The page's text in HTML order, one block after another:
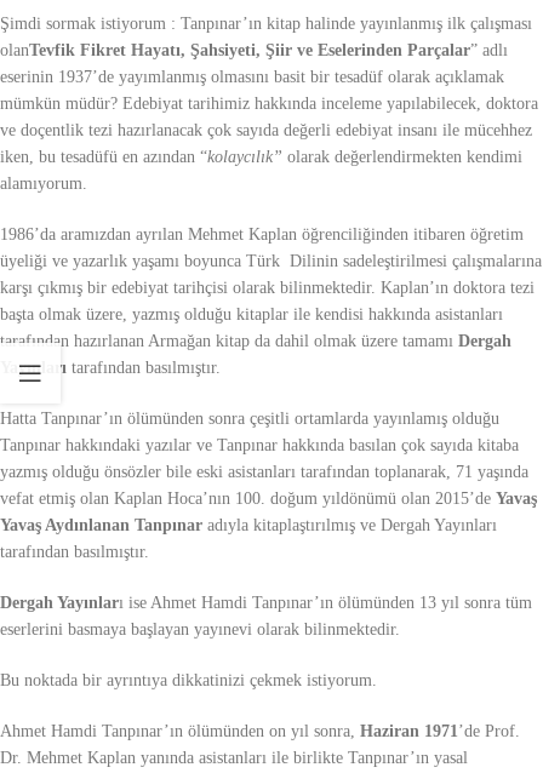
Şimdi sormak istiyorum : Tanpınar’ın kitap halinde yayınlanmış ilk çalışması
olanTevfik Fikret Hayatı, Şahsiyeti, Şiir ve Eselerinden Parçalar” adlı
eserinin 1937’de yayımlanmış olmasını basit bir tesadüf olarak açıklamak
mümkün müdür? Edebiyat tarihimiz hakkında inceleme yapılabilecek, doktora
ve doçentlik tezi hazırlanacak çok sayıda değerli edebiyat insanı ile mücehhez
iken, bu tesadüfü en azından “kolaycılık” olarak değerlendirmekten kendimi
alamıyorum.
1986’da aramızdan ayrılan Mehmet Kaplan öğrenciliğinden itibaren öğretim
üyeliği ve yazarlık yaşamı boyunca Türk Dilinin sadeleştirilmesi çalışmalarına
karşı çıkmış bir edebiyat tarihçisi olarak bilinmektedir. Kaplan’ın doktora tezi
başta olmak üzere, yazmış olduğu kitaplar ile kendisi hakkında asistanları
tarafından hazırlanan Armağan kitap da dahil olmak üzere tamamı Dergah
Yayınları tarafından basılmıştır.
Hatta Tanpınar’ın ölümünden sonra çeşitli ortamlarda yayınlamış olduğu
Tanpınar hakkındaki yazılar ve Tanpınar hakkında basılan çok sayıda kitaba
yazmış olduğu önsözler bile eski asistanları tarafından toplanarak, 71 yaşında
vefat etmiş olan Kaplan Hoca’nın 100. doğum yıldönümü olan 2015’de Yavaş
Yavaş Aydınlanan Tanpınar adıyla kitaplaştırılmış ve Dergah Yayınları
tarafından basılmıştır.
Dergah Yayınları ise Ahmet Hamdi Tanpınar’ın ölümünden 13 yıl sonra tüm
eserlerini basmaya başlayan yayınevi olarak bilinmektedir.
Bu noktada bir ayrıntıya dikkatinizi çekmek istiyorum.
Ahmet Hamdi Tanpınar’ın ölümünden on yıl sonra, Haziran 1971 ’de Prof.
Dr. Mehmet Kaplan yanında asistanları ile birlikte Tanpınar’ın yasal